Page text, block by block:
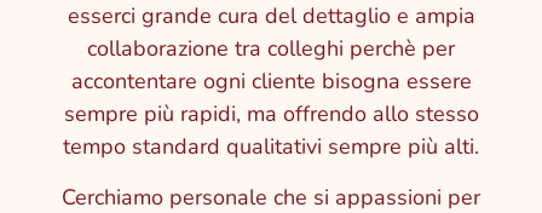
esserci grande cura del dettaglio e ampia
collaborazione tra colleghi perchè per
accontentare ogni cliente bisogna essere
sempre più rapidi, ma offrendo allo stesso
tempo standard qualitativi sempre più alti.
Cerchiamo personale che si appassioni per